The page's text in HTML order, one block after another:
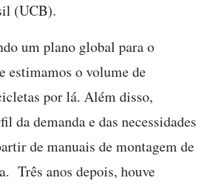
(UCB).
um plano global para o
estimamos o volume de
por lá. Além disso,
da demanda e das necessidades
de manuais de montagem de
Três anos depois, houve